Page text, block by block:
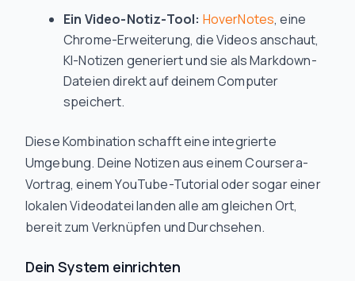
Ein Video-Notiz-Tool: HoverNotes, eine
Chrome-Erweiterung, die Videos anschaut,
KI-Notizen generiert und sie als Markdown-
Dateien direkt auf deinem Computer
speichert.
Diese Kombination schafft eine integrierte
Umgebung. Deine Notizen aus einem Coursera-
Vortrag, einem YouTube-Tutorial oder sogar einer
lokalen Videodatei landen alle am gleichen Ort,
bereit zum Verknüpfen und Durchsehen.
Dein System einrichten